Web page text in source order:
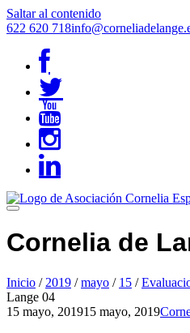
Saltar al contenido
622 620 718
Cornelia de
Inicio / 2019 / mayo / 15 /
Lange 04
15 mayo, 201915 mayo, 2019